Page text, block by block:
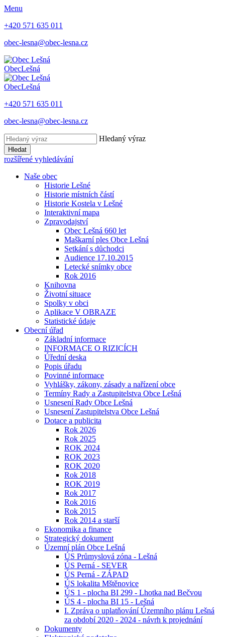
Menu
+420 571 635 011
obec-lesna@obec-lesna.cz
ObecLešná
ObecLešná
+420 571 635 011
obec-lesna@obec-lesna.cz
Hledaný výraz
Hledat
rozšířené vyhledávání
Naše obec
Historie Lešné
Historie místních částí
Historie Kostela v Lešné
Interaktivní mapa
Zpravodajství
Obec Lešná 660 let
Maškarní ples Obce Lešná
Setkání s důchodci
Audience 17.10.2015
Letecké snímky obce
Rok 2016
Knihovna
Životní situace
Spolky v obci
Aplikace V OBRAZE
Statistické údaje
Obecní úřad
Základní informace
INFORMACE O RIZICÍCH
Úřední deska
Popis úřadu
Povinné informace
Vyhlášky, zákony, zásady a nařízení obce
Termíny Rady a Zastupitelstva Obce Lešná
Usnesení Rady Obce Lešná
Usnesení Zastupitelstva Obce Lešná
Dotace a publicita
Rok 2026
Rok 2025
ROK 2024
ROK 2023
ROK 2020
Rok 2018
ROK 2019
Rok 2017
Rok 2016
Rok 2015
Rok 2014 a starší
Ekonomika a finance
Strategický dokument
Územní plán Obce Lešná
ÚS Průmyslová zóna - Lešná
ÚS Perná - SEVER
ÚS Perná - ZÁPAD
ÚS lokalita Mštěnovice
ÚS 1 - plocha BI 299 - Lhotka nad Bečvou
ÚS 4 - plocha BI 15 - Lešná
I. Zpráva o uplatňování Územního plánu Lešná
za období 2020 - 2024 - návrh k projednání
Dokumenty